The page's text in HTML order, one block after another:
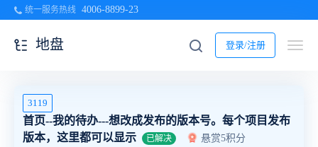
统一服务热线 4006-8899-23
登录/注册
地盘
3119
首页--我的待办---想改成发布的版本号。每个项目发布
版本，这里都可以显示
已解决 悬赏5积分